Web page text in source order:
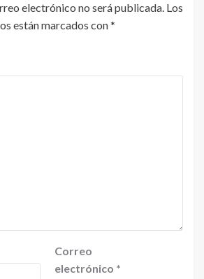
electrónico no será publicada. Los
están marcados con*
Correo
electrónico *